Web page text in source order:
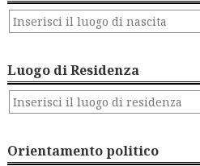
Luogo di Residenza
Orientamento politico